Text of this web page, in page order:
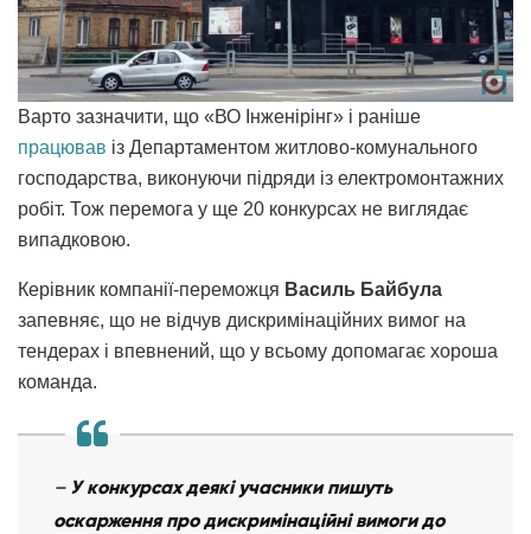
Варто зазначити, що «ВО Інженірінг» і раніше
працював із Департаментом житлово-комунального
господарства, виконуючи підряди із електромонтажних
робіт. Тож перемога у ще 20 конкурсах не виглядає
випадковою.
Керівник компанії-переможця Василь Байбула
запевняє, що не відчув дискримінаційних вимог на
тендерах і впевнений, що у всьому допомагає хороша
команда.
– У конкурсах деякі учасники пишуть
оскарження про дискримінаційні вимоги до